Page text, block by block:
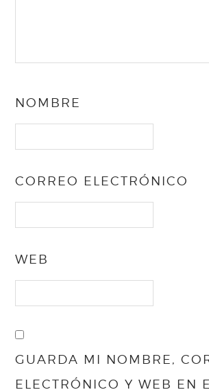
NOMBRE
CORREO ELECTRÓNICO
WEB
GUARDA MI NOMBRE,
ELECTRÓNICO Y WEB EN